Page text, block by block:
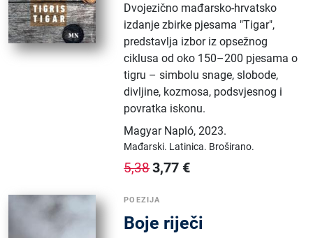
Dvojezično mađarsko-hrvatsko
izdanje zbirke pjesama "Tigar",
predstavlja izbor iz opsežnog
ciklusa od oko 150–200 pjesama o
tigru – simbolu snage, slobode,
divljine, kozmosa, podsvjesnog i
povratka iskonu.
Magyar Napló,2023.
Mađarski. Latinica. Broširano.
5,383,77 €
POEZIJA
Boje riječi